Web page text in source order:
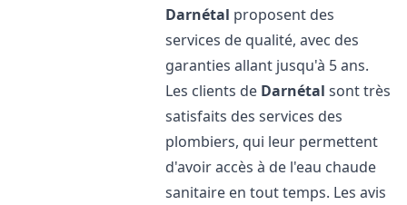
Darnétal proposent des
services de qualité, avec des
garanties allant jusqu'à 5 ans.
Les clients de Darnétal sont très
satisfaits des services des
plombiers, qui leur permettent
d'avoir accès à de l'eau chaude
sanitaire en tout temps. Les avis